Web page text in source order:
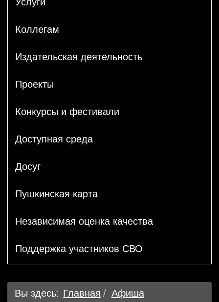
Коллегам
Издательская деятельность
Проекты
Конкурсы и фестивали
Доступная среда
Досуг
Пушкинская карта
Независимая оценка качества
Поддержка участников СВО
Вы здесь: Главная
Афиша